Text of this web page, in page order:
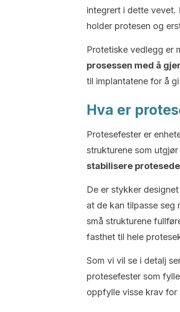
integrert i dette vevet.
holder protesen og
Protetiske vedlegg er
prosessen med å
til implantatene for å
Hva er
Protesefester er
strukturene som utgjør
stabilisere
De er stykker
at de kan tilpasse
små strukturene
fasthet til hele
Som vi vil se i detalj
protesefester som
oppfylle visse krav for